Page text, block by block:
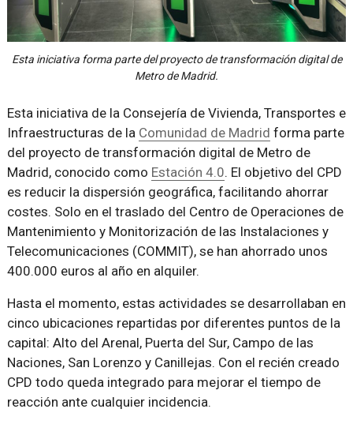
Esta iniciativa forma parte del proyecto de transformación digital de
Metro de Madrid.
Esta iniciativa de la Consejería de Vivienda, Transportes e
Infraestructuras de la Comunidad de Madrid forma parte
del proyecto de transformación digital de Metro de
Madrid, conocido como Estación 4.0. El objetivo del CPD
es reducir la dispersión geográfica, facilitando ahorrar
costes. Solo en el traslado del Centro de Operaciones de
Mantenimiento y Monitorización de las Instalaciones y
Telecomunicaciones (COMMIT), se han ahorrado unos
400.000 euros al año en alquiler.
Hasta el momento, estas actividades se desarrollaban en
cinco ubicaciones repartidas por diferentes puntos de la
capital: Alto del Arenal, Puerta del Sur, Campo de las
Naciones, San Lorenzo y Canillejas. Con el recién creado
CPD todo queda integrado para mejorar el tiempo de
reacción ante cualquier incidencia.